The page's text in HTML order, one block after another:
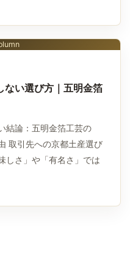
ない選び方｜五明金箔
結論：五明金箔工芸の
取引先への京都土産選び
しさ」や「有名さ」では